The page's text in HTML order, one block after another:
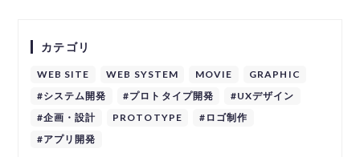
カテゴリ
WEB SITE WEB SYSTEM MOVIE
GRAPHIC
#システム開発
#プロトタイプ開発
#UXデザイン
#企画・設計
PROTOTYPE
#ロゴ制作
#アプリ開発